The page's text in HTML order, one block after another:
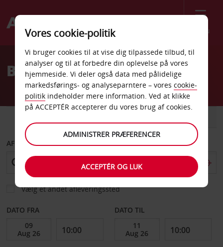
Menu
Welcome
AvisBilleje Ingolstadt
AFHENT FRA
Vælg et andet afleveringssted
DATO FRA DATO TIL
Vores cookie-politik
Vi bruger cookies til at vise dig tilpassede tilbud, til
analyser og til at forbedre din oplevelse på vores
hjemmeside. Vi deler også data med pålidelige
markedsførings- og analyseparntere – vores cookie-
politik indeholder mere information. Ved at klikke
på ACCEPTÉR accepterer du vores brug af cookies.
ADMINISTRER PRÆFERENCER
ACCEPTÉR OG LUK